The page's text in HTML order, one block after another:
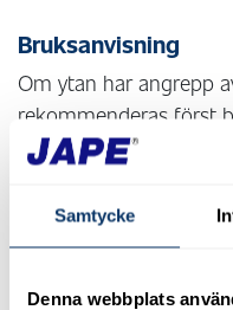
Samtycke
Denna webbplats
Bruksanvisning
Om ytan har angrepp
rekommenderas först
Prick-Fri. Låt ytorna
rekommenderad
Utomhus: